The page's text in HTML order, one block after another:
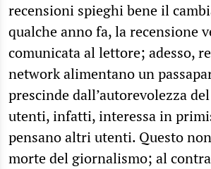
recensioni spieghi bene il
qualche anno fa, la recensione
comunicata al lettore; adesso,
network alimentano un
prescinde dall’autorevolezza
utenti, infatti, interessa in
pensano altri utenti. Questo
morte del giornalismo; al